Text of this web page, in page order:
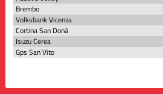
Brembo
Volksbank Vicenza
Cortina San Donà
Isuzu Cerea
Gps San Vito